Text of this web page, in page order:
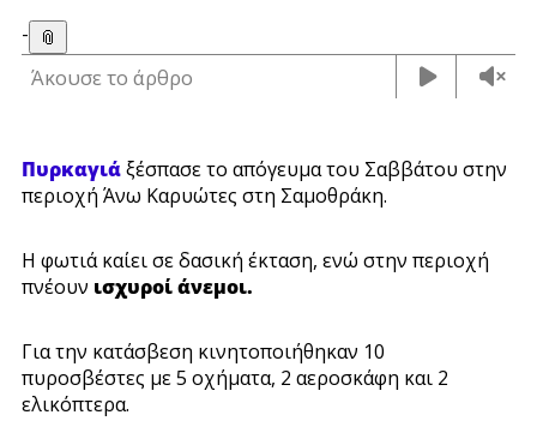
- 📎
Άκουσε το άρθρο
Πυρκαγιάξέσπασε το απόγευμα του Σαββάτου στην
περιοχή Άνω Καρυώτες στη Σαμοθράκη.
Η φωτιά καίει σε δασική έκταση, ενώ στην περιοχή
πνέουν ισχυροί άνεμοι.
Για την κατάσβεση κινητοποιήθηκαν 10
πυροσβέστες με 5 οχήματα, 2 αεροσκάφη και 2
ελικόπτερα.